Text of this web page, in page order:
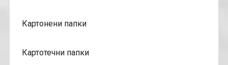
Картонени папки
Картотечни папки